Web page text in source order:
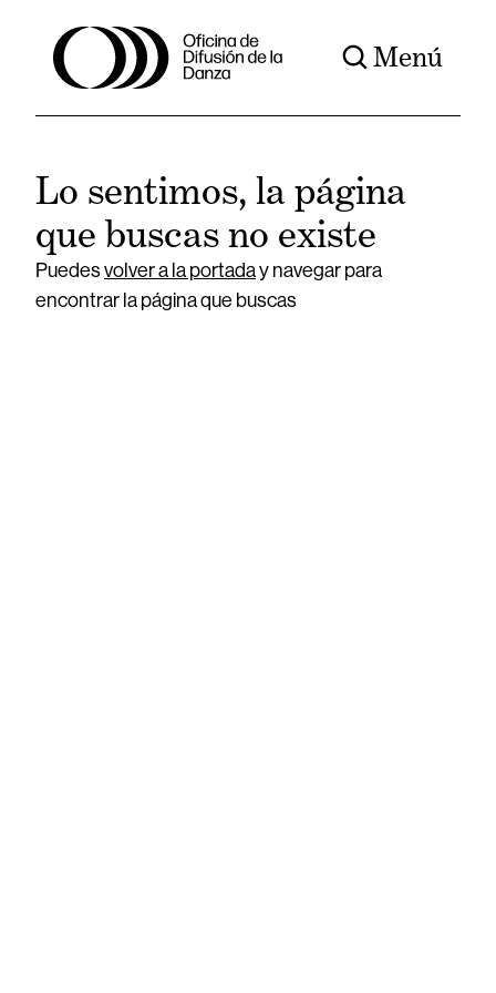
Menú
Lo sentimos, la página
que buscas no existe
Puedesvolver a la portaday navegar para
encontrar la página que buscas